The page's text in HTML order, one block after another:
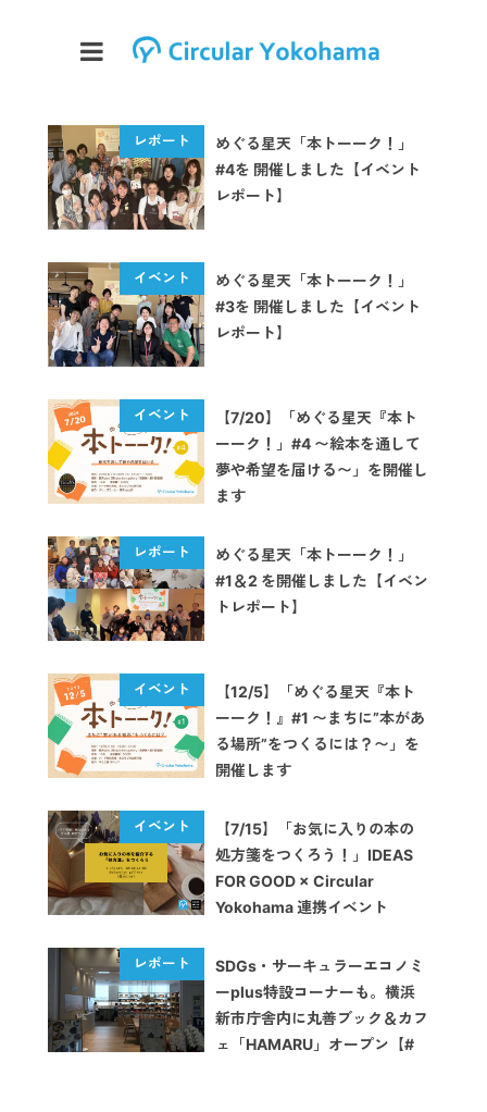
めぐる星天「本トーーク！」
#4を 開催しました【イベント
レポート】
めぐる星天「本トーーク！」
#3を 開催しました【イベント
レポート】
【7/20】「めぐる星天『本ト
ーーク！」#4 〜絵本を通して
夢や希望を届ける〜」を開催し
ます
めぐる星天「本トーーク！」
#1＆2 を開催しました【イベン
トレポート】
【12/5】「めぐる星天『本ト
ーーク！』#1 〜まちに”本があ
る場所”をつくるには？〜」を
開催します
【7/15】「お気に入りの本の
処方箋をつくろう！」IDEAS
FOR GOOD × Circular
Yokohama 連携イベント
SDGs・サーキュラーエコノミ
ーplus特設コーナーも。横浜
新市庁舎内に丸善ブック＆カフ
ェ「HAMARU」オープン【#